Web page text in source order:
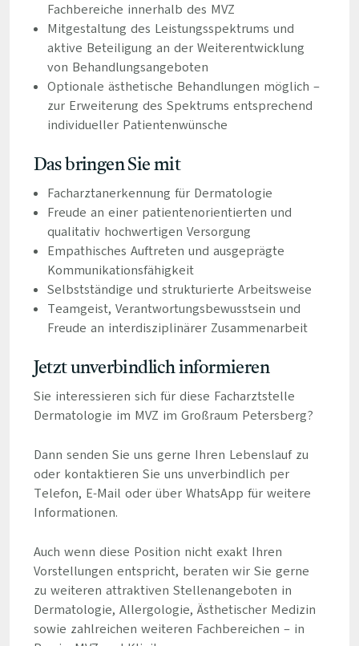
Fachbereiche innerhalb des MVZ
Mitgestaltung des Leistungsspektrums und
aktive Beteiligung an der Weiterentwicklung
von Behandlungsangeboten
Optionale ästhetische Behandlungen möglich –
zur Erweiterung des Spektrums entsprechend
individueller Patientenwünsche
Das bringen Sie mit
Facharztanerkennung für Dermatologie
Freude an einer patientenorientierten und
qualitativ hochwertigen Versorgung
Empathisches Auftreten und ausgeprägte
Kommunikationsfähigkeit
Selbstständige und strukturierte Arbeitsweise
Teamgeist, Verantwortungsbewusstsein und
Freude an interdisziplinärer Zusammenarbeit
Jetzt unverbindlich informieren
Sie interessieren sich für diese Facharztstelle
Dermatologie im MVZ im Großraum Petersberg?
Dann senden Sie uns gerne Ihren Lebenslauf zu
oder kontaktieren Sie uns unverbindlich per
Telefon, E-Mail oder über WhatsApp für weitere
Informationen.
Auch wenn diese Position nicht exakt Ihren
Vorstellungen entspricht, beraten wir Sie gerne
zu weiteren attraktiven Stellenangeboten in
Dermatologie, Allergologie, Ästhetischer Medizin
sowie zahlreichen weiteren Fachbereichen – in